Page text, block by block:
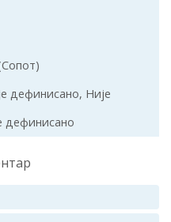
дефинисано, Није
дефинисано